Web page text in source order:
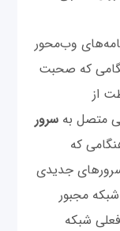
وب‌محور
که صحبت
از
متصل بهسرور
که
جدیدی
مجبور
شبکه